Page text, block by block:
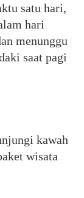
satu hari,
hari
menunggu
saat pagi
kawah
wisata